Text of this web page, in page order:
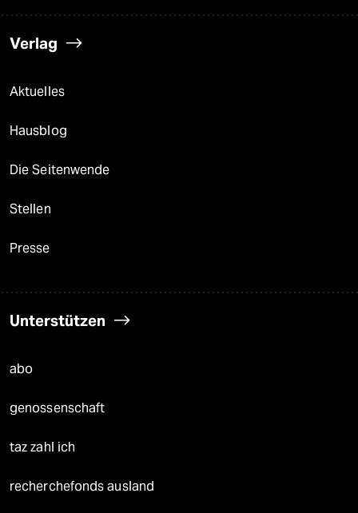
Verlag
Aktuelles
Hausblog
Die Seitenwende
Stellen
Presse
Unterstützen
abo
genossenschaft
taz zahl ich
recherchefonds ausland